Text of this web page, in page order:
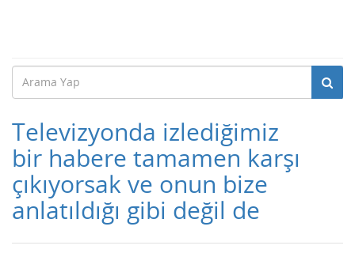
Televizyonda izlediğimiz
bir habere tamamen karşı
çıkıyorsak ve onun bize
anlatıldığı gibi değil de